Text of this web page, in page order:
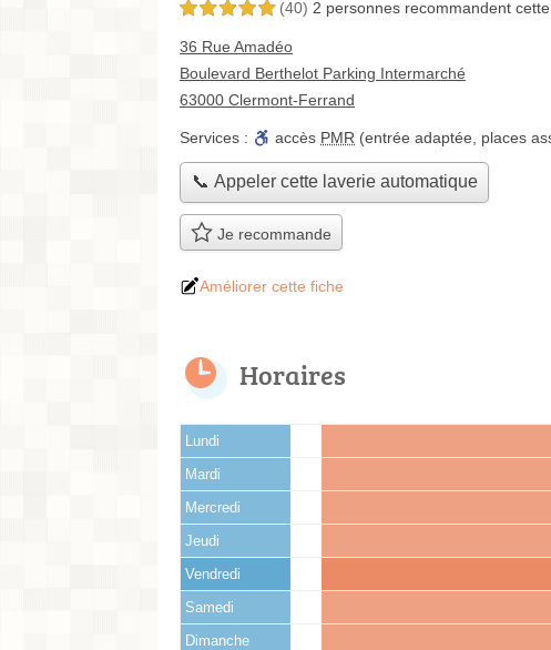
5,0 étoiles sur 5 (40) 2 personnes recommandent
36 Rue Amadéo
Boulevard Berthelot Parking Intermarché
63000 Clermont-Ferrand
Services : accès PMR (entrée adaptée, places
📞 Appeler cette laverie automatique
Je recommande
Améliorer cette fiche
Horaires
Lundi
Mardi
Mercredi
Jeudi
Vendredi
Samedi
Dimanche